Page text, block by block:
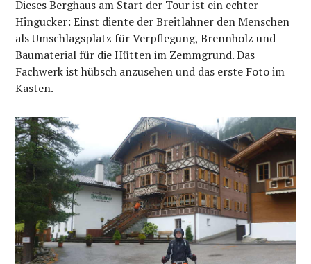
Dieses Berghaus am Start der Tour ist ein echter
Hingucker: Einst diente der Breitlahner den Menschen
als Umschlagsplatz für Verpflegung, Brennholz und
Baumaterial für die Hütten im Zemmgrund. Das
Fachwerk ist hübsch anzusehen und das erste Foto im
Kasten.